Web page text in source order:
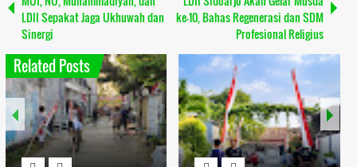
LDII Sepakat Jaga Ukhuwah dan
Sinergi
ke-10, Bahas Regenerasi dan SDM
Profesional Religius
Related Posts